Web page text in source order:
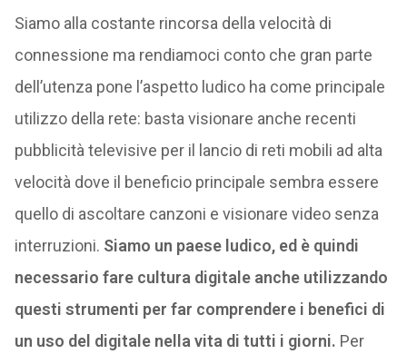
Siamo alla costante rincorsa della velocità di
connessione ma rendiamoci conto che gran parte
dell’utenza pone l’aspetto ludico ha come principale
utilizzo della rete: basta visionare anche recenti
pubblicità televisive per il lancio di reti mobili ad alta
velocità dove il beneficio principale sembra essere
quello di ascoltare canzoni e visionare video senza
interruzioni. Siamo un paese ludico, ed è quindi
necessario fare cultura digitale anche utilizzando
questi strumenti per far comprendere i benefici di
un uso del digitale nella vita di tutti i giorni. Per